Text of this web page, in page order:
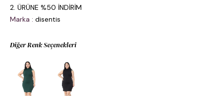
2. ÜRÜNE %50 İNDİRİM
Marka : disentis
Diğer Renk Seçenekleri